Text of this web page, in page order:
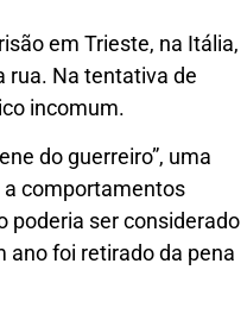
em Trieste, na Itália,
rua. Na tentativa de
incomum.
do guerreiro”, uma
a comportamentos
poderia ser considerado
ano foi retirado da pena